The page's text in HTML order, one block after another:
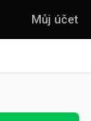
Můj účet